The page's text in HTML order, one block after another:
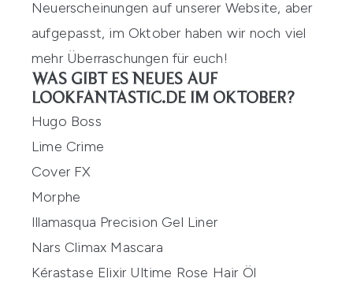
Neuerscheinungen auf unserer Website, aber
aufgepasst, im Oktober haben wir noch viel
mehr Überraschungen für euch!
WAS GIBT ES NEUES AUF
LOOKFANTASTIC.DE IM OKTOBER?
Hugo Boss
Lime Crime
Cover FX
Morphe
Illamasqua Precision Gel Liner
Nars Climax Mascara
Kérastase Elixir Ultime Rose Hair Öl